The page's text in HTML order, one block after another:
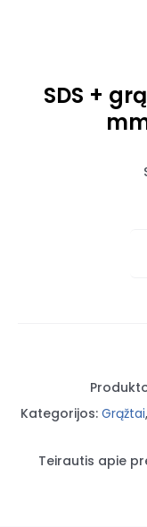
SDS +
mm
(3
Kategorijos: Grąžtai,
Teirautis apie